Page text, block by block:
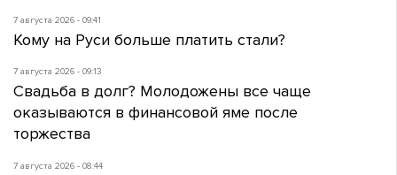
7 августа 2026 - 09:41
Кому на Руси больше платить стали?
7 августа 2026 - 09:13
Свадьба в долг? Молодожены все чаще
оказываются в финансовой яме после
торжества
7 августа 2026 - 08:44